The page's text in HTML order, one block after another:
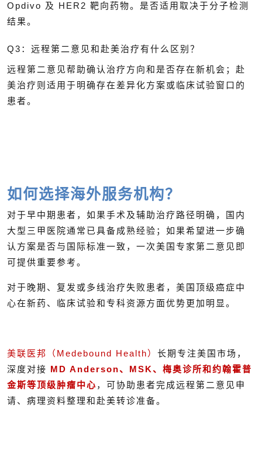
Opdivo 及 HER2 靶向药物。是否适用取决于分子检测
结果。
Q3：远程第二意见和赴美治疗有什么区别？
远程第二意见帮助确认治疗方向和是否存在新机会；赴
美治疗则适用于明确存在差异化方案或临床试验窗口的
患者。
如何选择海外服务机构？
对于早中期患者，如果手术及辅助治疗路径明确，国内
大型三甲医院通常已具备成熟经验；如果希望进一步确
认方案是否与国际标准一致，一次美国专家第二意见即
可提供重要参考。
对于晚期、复发或多线治疗失败患者，美国顶级癌症中
心在新药、临床试验和专科资源方面优势更加明显。
美联医邦（Medebound Health） 长期专注美国市场，
深度对接 MD Anderson、MSK、梅奥诊所和约翰霍普
金斯等顶级肿瘤中心 ，可协助患者完成远程第二意见申
请、病理资料整理和赴美转诊准备。